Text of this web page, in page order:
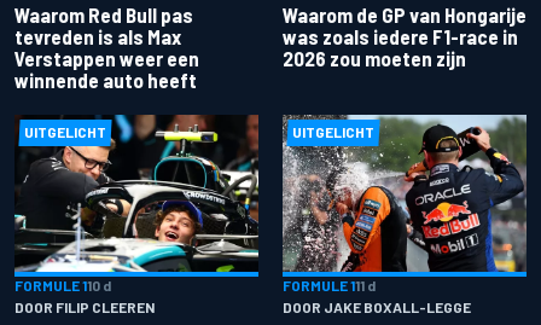
Waarom Red Bull pas
tevreden is als Max
Verstappen weer een
winnende auto heeft
Waarom de GP van Hongarije
was zoals iedere F1-race in
2026 zou moeten zijn
UITGELICHT
FORMULE 110 d
DOOR FILIP CLEEREN
UITGELICHT
FORMULE 111 d
DOOR JAKE BOXALL-LEGGE